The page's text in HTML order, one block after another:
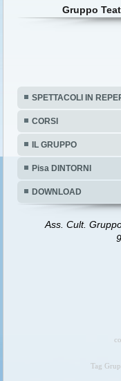
Gruppo
SPETTACOLI IN
CORSI
IL GRUPPO
Pisa DINTORNI
DOWNLOAD
Ass. Cult.
Tag